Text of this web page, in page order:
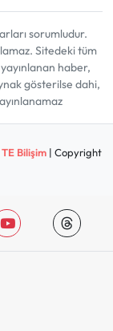
sorumludur.
Sitedeki tüm
haber,
gösterilse dahi,
TE Bilişim| Copyright